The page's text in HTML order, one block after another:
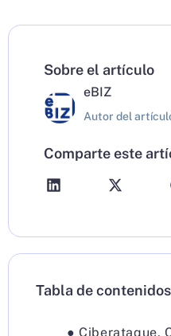
Sobre el artículo
eBIZ
Autor del
Comparte este
Tabla de contenidos
● Ciberataque,